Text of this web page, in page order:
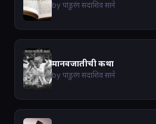
by पांडुरंग सदाशिव साने
मानवजातीची कथा
by पांडुरंग सदाशिव साने